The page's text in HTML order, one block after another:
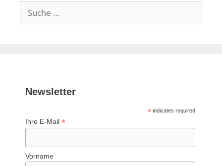
nach:
Newsletter
*indicates required
Ihre E-Mail*
Vorname